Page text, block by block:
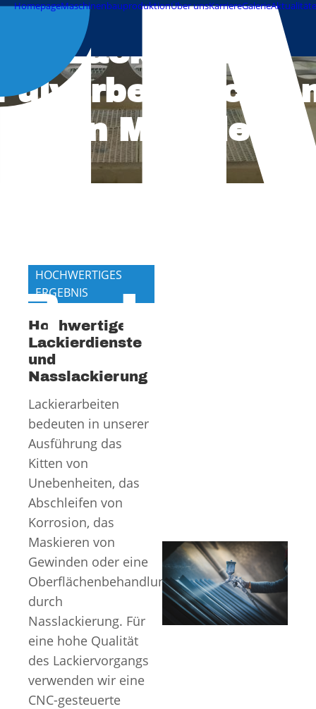
HomepageMaschinenbauproduktionÜber unsKarriereGalerie
Lackieren,
von Metallen
HOCHWERTIGES
ERGEBNIS
Hochwertige
Lackierdienste
und
Nasslackierung
Lackierarbeiten
bedeuten in unserer
Ausführung das
Kitten von
Unebenheiten, das
Abschleifen von
Korrosion, das
Maskieren von
Gewinden oder eine
Oberflächenbehandlung
durch
Nasslackierung. Für
eine hohe Qualität
des Lackiervorgangs
verwenden wir eine
CNC-gesteuerte